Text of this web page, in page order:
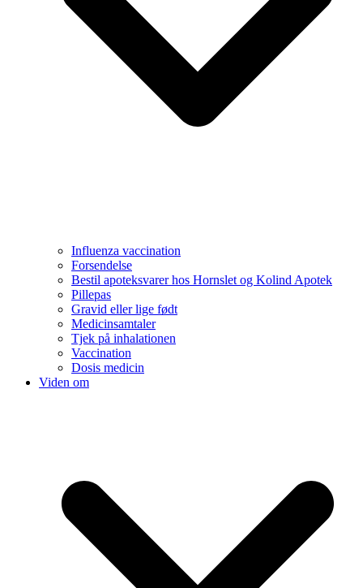
Influenza vaccination
Forsendelse
Bestil apoteksvarer hos Hornslet og Kolind Apotek
Pillepas
Gravid eller lige født
Medicinsamtaler
Tjek på inhalationen
Vaccination
Dosis medicin
Viden om